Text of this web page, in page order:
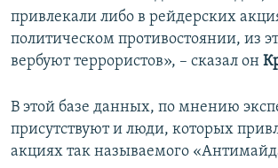
привлекали либо в рейдерских
политическом противостоянии, из
вербуют террористов», – сказал он
В этой базе данных, по мнению
присутствуют и люди, которых
акциях так называемого